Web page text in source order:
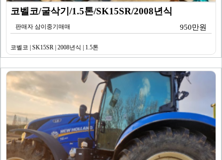
코벨코/굴삭기/1.5톤/SK15SR/2008년식
판매자 삼이중기매매 950만원
코벨코 | SK15SR | 2008년식 | 1.5톤